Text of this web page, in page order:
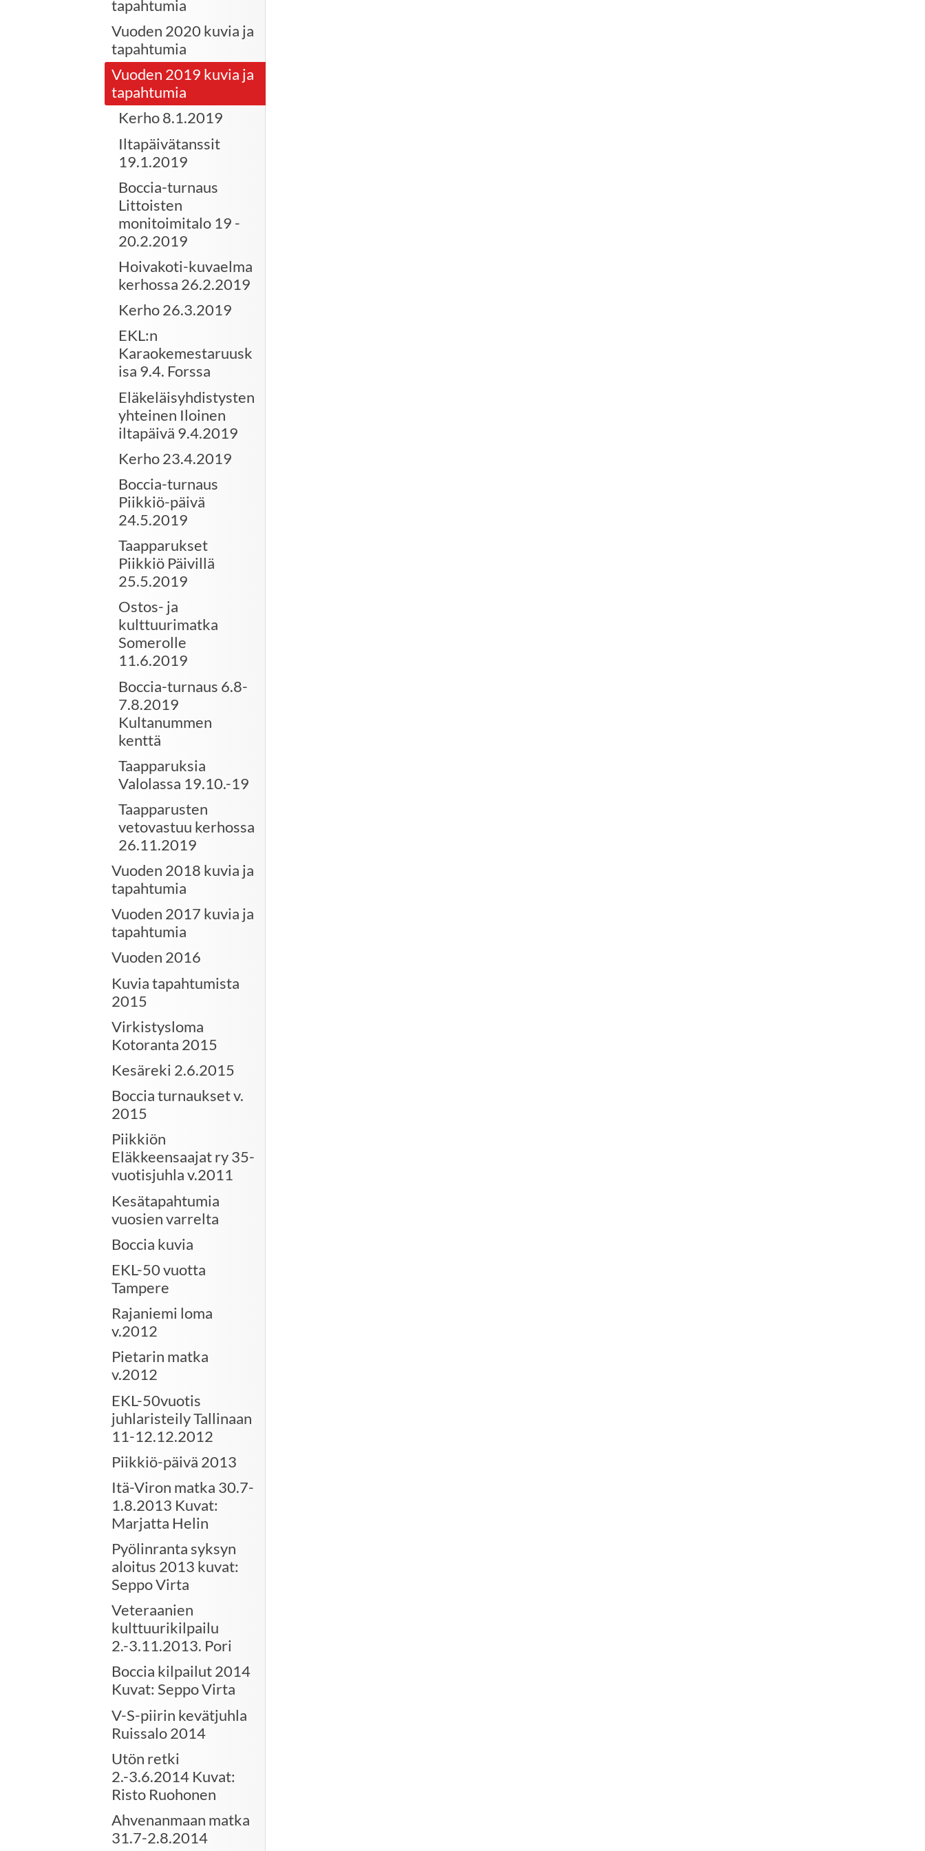
tapahtumia
Vuoden 2020 kuvia ja
tapahtumia
Vuoden 2019 kuvia ja
tapahtumia
Kerho 8.1.2019
Iltapäivätanssit
19.1.2019
Boccia-turnaus
Littoisten
monitoimitalo 19 -
20.2.2019
Hoivakoti-kuvaelma
kerhossa 26.2.2019
Kerho 26.3.2019
EKL:n
Karaokemestaruusk
isa 9.4. Forssa
Eläkeläisyhdistysten
yhteinen Iloinen
iltapäivä 9.4.2019
Kerho 23.4.2019
Boccia-turnaus
Piikkiö-päivä
24.5.2019
Taapparukset
Piikkiö Päivillä
25.5.2019
Ostos- ja
kulttuurimatka
Somerolle
11.6.2019
Boccia-turnaus 6.8-
7.8.2019
Kultanummen
kenttä
Taapparuksia
Valolassa 19.10.-19
Taapparusten
vetovastuu kerhossa
26.11.2019
Vuoden 2018 kuvia ja
tapahtumia
Vuoden 2017 kuvia ja
tapahtumia
Vuoden 2016
Kuvia tapahtumista
2015
Virkistysloma
Kotoranta 2015
Kesäreki 2.6.2015
Boccia turnaukset v.
2015
Piikkiön
Eläkkeensaajat ry 35-
vuotisjuhla v.2011
Kesätapahtumia
vuosien varrelta
Boccia kuvia
EKL-50 vuotta
Tampere
Rajaniemi loma
v.2012
Pietarin matka
v.2012
EKL-50vuotis
juhlaristeily Tallinaan
11-12.12.2012
Piikkiö-päivä 2013
Itä-Viron matka 30.7-
1.8.2013 Kuvat:
Marjatta Helin
Pyölinranta syksyn
aloitus 2013 kuvat:
Seppo Virta
Veteraanien
kulttuurikilpailu
2.-3.11.2013. Pori
Boccia kilpailut 2014
Kuvat: Seppo Virta
V-S-piirin kevätjuhla
Ruissalo 2014
Utön retki
2.-3.6.2014 Kuvat:
Risto Ruohonen
Ahvenanmaan matka
31.7-2.8.2014